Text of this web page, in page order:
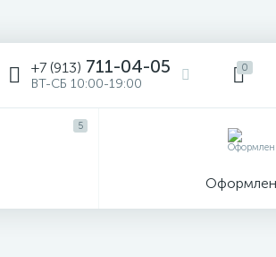
+7 (913) 711-04-05
ВТ-СБ 10:00-19:00
0
5